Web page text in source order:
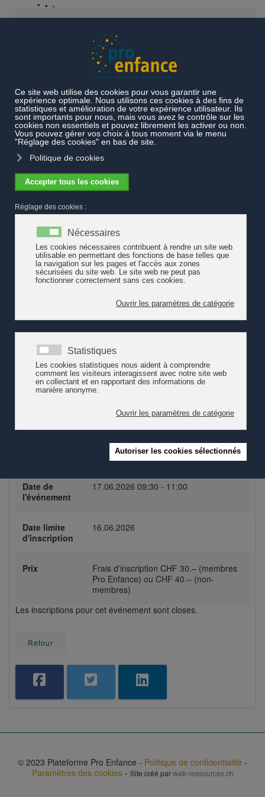
Soutenir la formation : un levier stratégique pour
renforcer la qualité de l'accueil de l'enfance et la stabilité des
équipes éducatives ?
Soutenir la formation : un levier
stratégique pour renforcer la
qualité de l'accueil de l'enfance et
la stabilité des équipes éducatives ?
La Rencontre en ligne de Pro Enfance du 17 juin, de 9h30 à
11h, portera sur les enjeux de la formation continue et de la
formation en cours d’emploi dans le domaine de l’accueil de
l’enfance (accueil de la petite enfance, parascolaire et familial
formation soulève aujourd’hui des enjeux plus larges pour les
institutions : comment soutenir le développement des
compétences sans fragiliser le fonctionnement des structures
? Comment créer une véritable culture de formation au sein
des équipes ? Dans quelle mesure les dispositifs de soutien à
la formation peuvent-ils contribuer à renforcer l’engagement
professionnel, la reconnaissance des métiers et la qualité de
vie au travail ? Enfin, quels leviers permettent de garantir
l’accessibilité de la formation dans le domaine de l’accueil
familial de jour ?
Plus d'information sur le programme.
Propriétés de l'événement
Date de
l'événement
17.06.2026 09:30 - 11:00
Date limite
d'inscription
16.06.2026
Prix
Frais d'inscription CHF 30.– (membres
Pro Enfance) ou CHF 40.– (non-
membres)
Les inscriptions pour cet événement sont closes.
Retour
© 2023 Plateforme Pro Enfance - Politique de confidentialité -
Paramètres des cookies- Site créé parweb-ressources.ch